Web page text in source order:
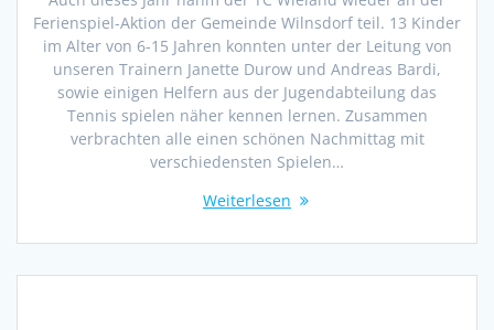
Ferienspiel-Aktion der Gemeinde Wilnsdorf teil. 13 Kinder
im Alter von 6-15 Jahren konnten unter der Leitung von
unseren Trainern Janette Durow und Andreas Bardi,
sowie einigen Helfern aus der Jugendabteilung das
Tennis spielen näher kennen lernen. Zusammen
verbrachten alle einen schönen Nachmittag mit
verschiedensten Spielen…
Weiterlesen